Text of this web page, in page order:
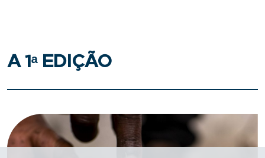
A 1ᵃ EDIÇÃO